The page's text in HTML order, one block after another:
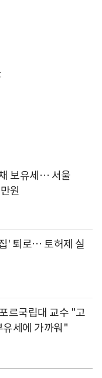
보유세… 서울
원
' 퇴로… 토허제 실
르국립대 교수 "고
유세에 가까워"